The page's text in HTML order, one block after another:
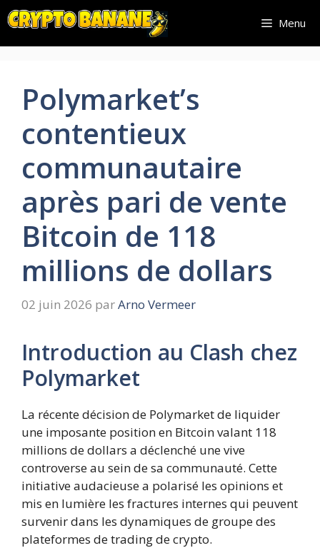
Aller
au
contenu
Menu
Polymarket’s
contentieux
communautaire
après pari de vente
Bitcoin de 118
millions de dollars
02 juin 2026 parArno Vermeer
Introduction au Clash chez
Polymarket
La récente décision de Polymarket de liquider
une imposante position en Bitcoin valant 118
millions de dollars a déclenché une vive
controverse au sein de sa communauté. Cette
initiative audacieuse a polarisé les opinions et
mis en lumière les fractures internes qui peuvent
survenir dans les dynamiques de groupe des
plateformes de trading de crypto.